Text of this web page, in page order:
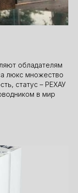
обладателям
люкс множество
статус – РЕХАУ
в мир